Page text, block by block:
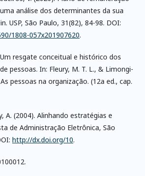
análise dos determinantes da sua
USP, São Paulo, 31(82), 84-98. DOI:
1808-057x201907620.
Um resgate conceitual e histórico dos
pessoas. In: Fleury, M. T. L., & Limongi-
pessoas na organização. (12a ed., cap.
A. (2004). Alinhando estratégias e
de Administração Eletrônica, São
http://dx.doi.org/10.